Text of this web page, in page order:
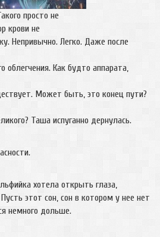
просто не
крови не
Непривычно. Легко. Даже после
Как будто аппарата,
Может быть, это конец пути?
Таша испуганно дернулась.
хотела открыть глаза,
этот сон, сон в котором у нее нет
немного дольше.